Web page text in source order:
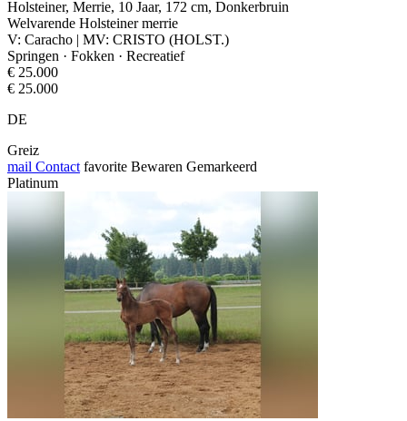
Holsteiner, Merrie, 10 Jaar, 172 cm, Donkerbruin
Welvarende Holsteiner merrie
V: Caracho | MV: CRISTO (HOLST.)
Springen · Fokken · Recreatief
€ 25.000
€ 25.000
DE
Greiz
mail Contact favorite Bewaren Gemarkeerd
Platinum